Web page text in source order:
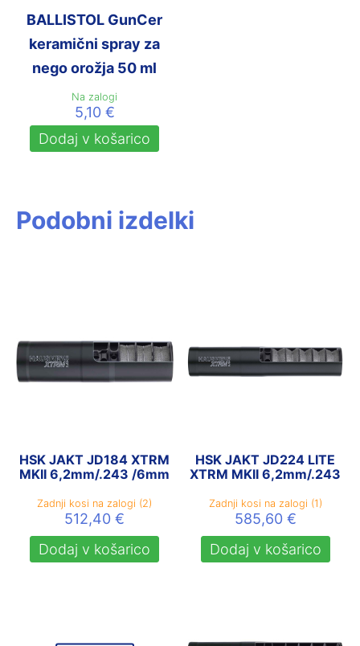
BALLISTOL GunCer
keramični spray za
nego orožja 50 ml
Na zalogi
5,10 €
Dodaj v košarico
Podobni izdelki
HSK JAKT JD184 XTRM
MKII 6,2mm/.243 /6mm
Zadnji kosi na zalogi (2)
512,40€
Dodaj v košarico
HSK JAKT JD224 LITE
XTRM MKII 6,2mm/.243
Zadnji kosi na zalogi (1)
585,60 €
Dodaj v košarico